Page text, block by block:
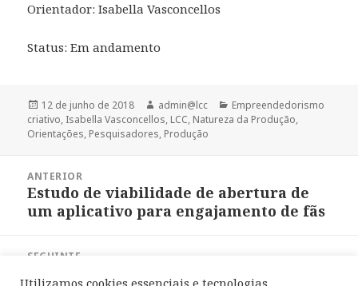
Orientador: Isabella Vasconcellos
Status: Em andamento
Publicado
em
12 de junho de 2018 Autor
admin@lcc Categorias
Empreendedorismo
criativo, Isabella Vasconcellos, LCC, Natureza da Produção,
Orientações, Pesquisadores, Produção
ANTERIOR
Post
anterior:
Estudo de viabilidade de abertura de
um aplicativo para engajamento de fãs
SEGUINTE
Utilizamos cookies essenciais e tecnologias